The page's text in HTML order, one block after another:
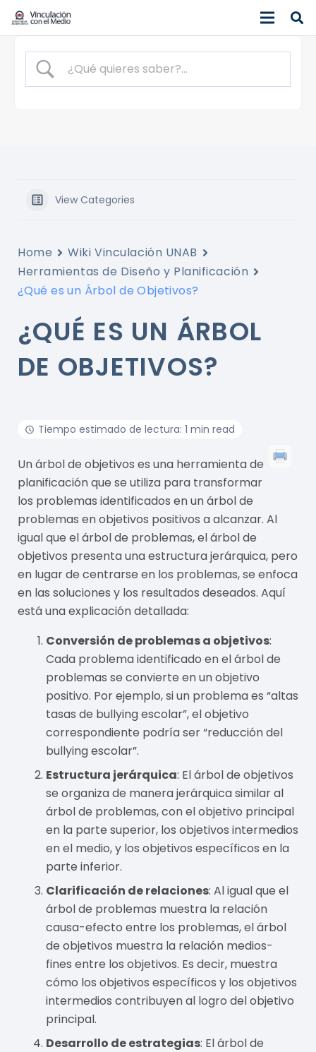
View Categories
Home
Wiki Vinculación UNAB
Herramientas de Diseño y Planificación
¿Qué es un Árbol de Objetivos?
¿QUÉ ES UN ÁRBOL
DE OBJETIVOS?
Tiempo estimado de lectura: 1 min read
Un árbol de objetivos es una herramienta de
planificación que se utiliza para transformar
los problemas identificados en un árbol de
problemas en objetivos positivos a alcanzar. Al
igual que el árbol de problemas, el árbol de
objetivos presenta una estructura jerárquica, pero
en lugar de centrarse en los problemas, se enfoca
en las soluciones y los resultados deseados. Aquí
está una explicación detallada:
Conversión de problemas a objetivos:
Cada problema identificado en el árbol de
problemas se convierte en un objetivo
positivo. Por ejemplo, si un problema es “altas
tasas de bullying escolar”, el objetivo
correspondiente podría ser “reducción del
bullying escolar”.
Estructura jerárquica: El árbol de objetivos
se organiza de manera jerárquica similar al
árbol de problemas, con el objetivo principal
en la parte superior, los objetivos intermedios
en el medio, y los objetivos específicos en la
parte inferior.
Clarificación de relaciones: Al igual que el
árbol de problemas muestra la relación
causa-efecto entre los problemas, el árbol
de objetivos muestra la relación medios-
fines entre los objetivos. Es decir, muestra
cómo los objetivos específicos y los objetivos
intermedios contribuyen al logro del objetivo
principal.
Desarrollo de estrategias: El árbol de